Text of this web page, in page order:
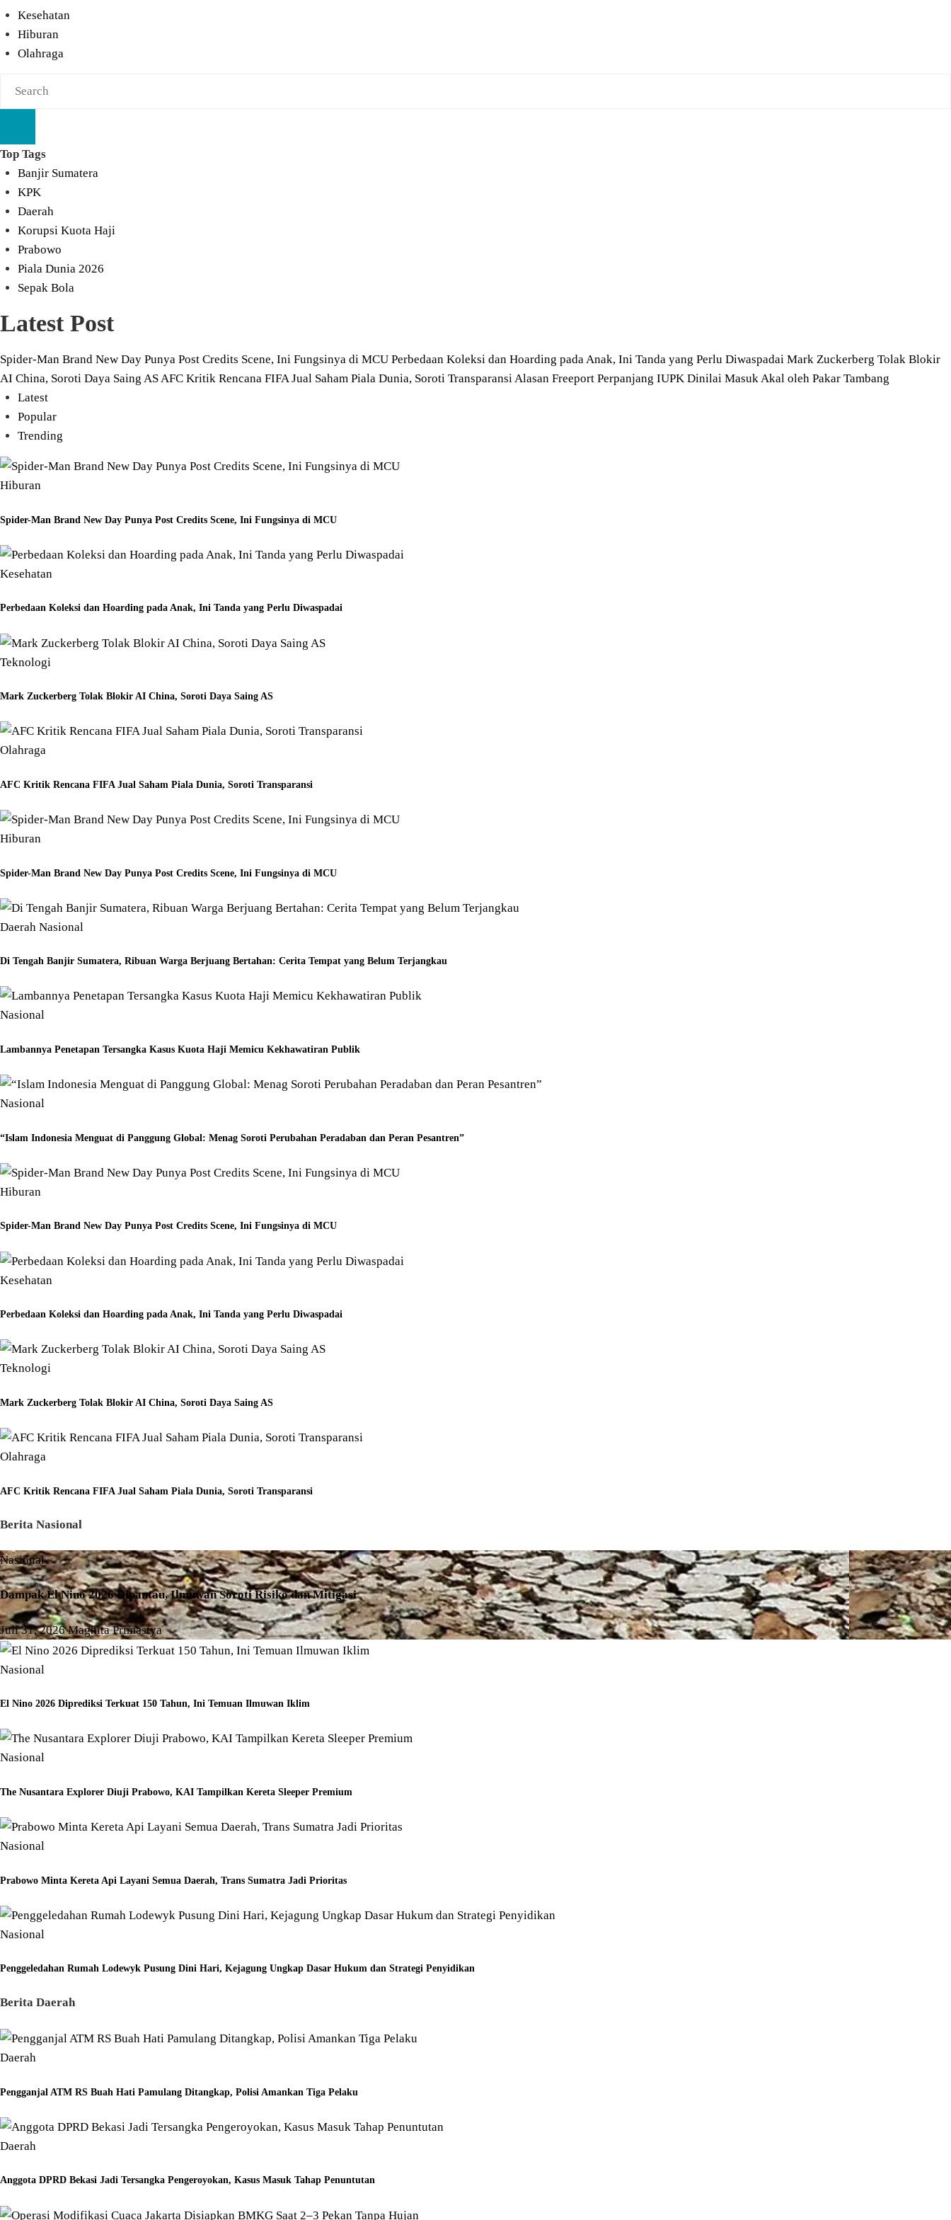
Kesehatan
Hiburan
Olahraga
Top Tags
Banjir Sumatera
KPK
Daerah
Korupsi Kuota Haji
Prabowo
Piala Dunia 2026
Sepak Bola
Latest Post
Spider-Man Brand New Day Punya Post Credits Scene, Ini Fungsinya di MCU Perbedaan Koleksi dan Hoarding pada Anak, Ini Tanda yang Perlu Diwaspadai Mark Zuckerberg Tolak Blokir
AI China, Soroti Daya Saing AS AFC Kritik Rencana FIFA Jual Saham Piala Dunia, Soroti Transparansi Alasan Freeport Perpanjang IUPK Dinilai Masuk Akal oleh Pakar Tambang
Latest
Popular
Trending
Hiburan
Spider-Man Brand New Day Punya Post Credits Scene, Ini Fungsinya di MCU
Kesehatan
Perbedaan Koleksi dan Hoarding pada Anak, Ini Tanda yang Perlu Diwaspadai
Teknologi
Mark Zuckerberg Tolak Blokir AI China, Soroti Daya Saing AS
Olahraga
AFC Kritik Rencana FIFA Jual Saham Piala Dunia, Soroti Transparansi
Hiburan
Spider-Man Brand New Day Punya Post Credits Scene, Ini Fungsinya di MCU
Daerah Nasional
Di Tengah Banjir Sumatera, Ribuan Warga Berjuang Bertahan: Cerita Tempat yang Belum Terjangkau
Nasional
Lambannya Penetapan Tersangka Kasus Kuota Haji Memicu Kekhawatiran Publik
Nasional
“Islam Indonesia Menguat di Panggung Global: Menag Soroti Perubahan Peradaban dan Peran Pesantren”
Hiburan
Spider-Man Brand New Day Punya Post Credits Scene, Ini Fungsinya di MCU
Kesehatan
Perbedaan Koleksi dan Hoarding pada Anak, Ini Tanda yang Perlu Diwaspadai
Teknologi
Mark Zuckerberg Tolak Blokir AI China, Soroti Daya Saing AS
Olahraga
AFC Kritik Rencana FIFA Jual Saham Piala Dunia, Soroti Transparansi
Berita Nasional
Nasional
Dampak El Nino 2026 Dipantau, Ilmuwan Soroti Risiko dan Mitigasi
Juli 31, 2026Maghita Primastya
Nasional
El Nino 2026 Diprediksi Terkuat 150 Tahun, Ini Temuan Ilmuwan Iklim
Nasional
The Nusantara Explorer Diuji Prabowo, KAI Tampilkan Kereta Sleeper Premium
Nasional
Prabowo Minta Kereta Api Layani Semua Daerah, Trans Sumatra Jadi Prioritas
Nasional
Penggeledahan Rumah Lodewyk Pusung Dini Hari, Kejagung Ungkap Dasar Hukum dan Strategi Penyidikan
Berita Daerah
Daerah
Pengganjal ATM RS Buah Hati Pamulang Ditangkap, Polisi Amankan Tiga Pelaku
Daerah
Anggota DPRD Bekasi Jadi Tersangka Pengeroyokan, Kasus Masuk Tahap Penuntutan